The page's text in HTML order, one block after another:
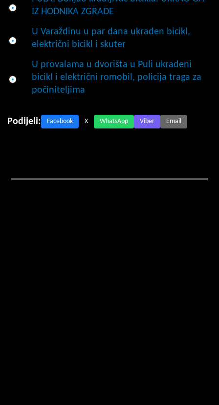
IZ HODNIKA ZGRADE
U Varaždinu u par dana ukraden bicikl,
električni bicikl i skuter
U provalama u dvorišta u Puli ukradeni
bicikl i električni romobil, policija traga za
počiniteljima
Podijeli: Facebook X WhatsApp Viber Email